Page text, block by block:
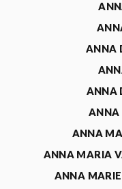
ANNA
ANNA
ANNA
ANNA
ANNA MARIA
ANNA